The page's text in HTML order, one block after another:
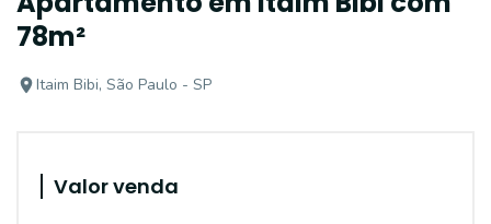
78m²
Itaim Bibi, São Paulo - SP
Valor venda